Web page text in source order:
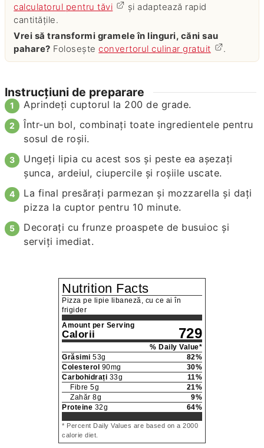
calculatorul pentru tăvi
și adaptează rapid
cantitățile.
Vrei să transformi gramele în linguri, căni sau
pahare? Foloseșteconvertorul culinar gratuit .
Instrucțiuni de preparare
Aprindeți cuptorul la 200 de grade.
Într-un bol, combinați toate ingredientele pentru
sosul de roșii.
Ungeți lipia cu acest sos și peste ea așezați
șunca, ardeiul, ciupercile și roșiile uscate.
La final presărați parmezan și mozzarella și dați
pizza la cuptor pentru 10 minute.
Decorați cu frunze proaspete de busuioc și
serviți imediat.
Nutrition Facts
Pizza pe lipie libaneză, cu ce ai în
frigider
Amount per Serving
Calorii 729
% Daily Value*
Grăsimi 53g 82%
Colesterol 90mg 30%
Carbohidrați 33g 11%
Fibre 5g 21%
Zahăr 8g 9%
Proteine 32g 64%
* Percent Daily Values are based on a 2000
calorie diet.